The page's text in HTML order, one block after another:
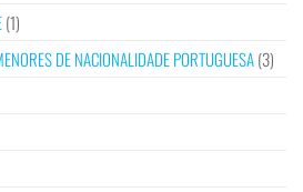
(1)
DE NACIONALIDADE PORTUGUESA(3)